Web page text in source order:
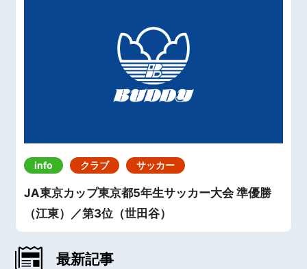
info クラブ サッカー
JA東京カップ東京都5年生サッカー大会 準優勝
（江東）／第3位（世田谷）
最新記事